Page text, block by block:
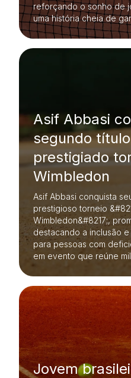
reforçando o sonho de
uma história cheia de
Asif Abbasi
segundo
prestigiado
Wimbledon
Asif Abbasi conquista
prestigioso torneio
Wimbledon&#8217;,
destacando a inclusão
para pessoas com
em evento que reúne
Jovem